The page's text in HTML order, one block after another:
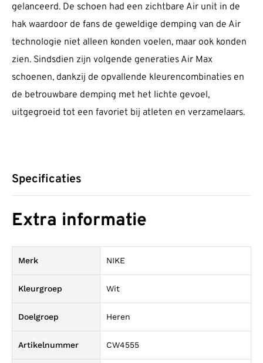
gelanceerd. De schoen had een zichtbare Air unit in de
hak waardoor de fans de geweldige demping van de Air
technologie niet alleen konden voelen, maar ook konden
zien. Sindsdien zijn volgende generaties Air Max
schoenen, dankzij de opvallende kleurencombinaties en
de betrouwbare demping met het lichte gevoel,
uitgegroeid tot een favoriet bij atleten en verzamelaars.
Specificaties
Extra informatie
Merk NIKE
Kleurgroep Wit
Doelgroep Heren
Artikelnummer CW4555